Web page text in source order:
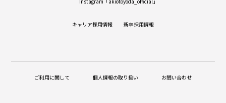
キャリア採用情報 新卒採用情報
ご利用に関して 個人情報の取り扱い お問い合わせ